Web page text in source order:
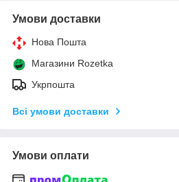
Умови доставки
Нова Пошта
Магазини Rozetka
Укрпошта
Всі умови доставки
Умови оплати